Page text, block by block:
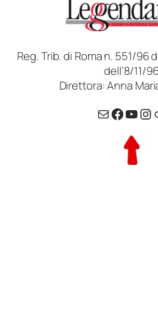
Reg. Trib. di Roma n. 551/96
dell’8/11/
Direttora: Anna
Email